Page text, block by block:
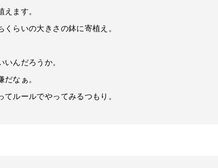
ます。
らいの大きさの鉢に寄植え。
んだろうか。
なぁ。
ルールでやってみるつもり。